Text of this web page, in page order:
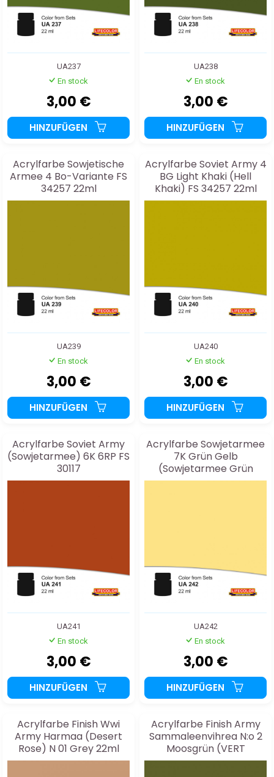
UA237
En stock
3,00 €
HINZUFÜGEN
UA238
En stock
3,00 €
HINZUFÜGEN
Acrylfarbe Sowjetische
Armee 4 Bo-Variante FS
34257 22ml
UA239
En stock
3,00 €
HINZUFÜGEN
Acrylfarbe Soviet Army 4
BG Light Khaki (Hell
Khaki) FS 34257 22ml
UA240
En stock
3,00 €
HINZUFÜGEN
Acrylfarbe Soviet Army
(Sowjetarmee) 6K 6RP FS
30117
UA241
En stock
3,00 €
HINZUFÜGEN
Acrylfarbe Sowjetarmee
7K Grün Gelb
(Sowjetarmee Grün
Gelb) FS23578 22ml
UA242
En stock
3,00 €
HINZUFÜGEN
Acrylfarbe Finish Wwi
Army Harmaa (Desert
Rose) N 01 Grey 22ml
Acrylfarbe Finish Army
Sammaleenvihrea N:o 2
Moosgrün (VERT
MOUSSE) 22ml